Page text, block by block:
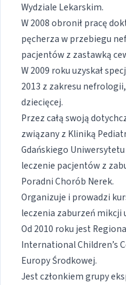
Wydziale Lekarskim.
W 2008 obronił pracę
pęcherza w przebiegu
pacjentów z zastawką
W 2009 roku uzyskał
2013 z zakresu
dziecięcej.
Przez całą swoją
związany z Kliniką
Gdańskiego
leczenie pacjentów z
Poradni Chorób Nerek.
Organizuje i prowadzi
leczenia zaburzeń mikcji
Od 2010 roku jest
International Children’s
Europy Środkowej.
Jest członkiem grupy